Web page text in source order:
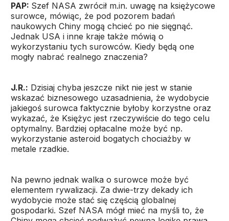
PAP: Szef NASA zwrócił m.in. uwagę na księżycowe
surowce, mówiąc, że pod pozorem badań
naukowych Chiny mogą chcieć po nie sięgnąć.
Jednak USA i inne kraje także mówią o
wykorzystaniu tych surowców. Kiedy będą one
mogły nabrać realnego znaczenia?
J.R.: Dzisiaj chyba jeszcze nikt nie jest w stanie
wskazać biznesowego uzasadnienia, że wydobycie
jakiegoś surowca faktycznie byłoby korzystne oraz
wykazać, że Księżyc jest rzeczywiście do tego celu
optymalny. Bardziej opłacalne może być np.
wykorzystanie asteroid bogatych chociażby w
metale rzadkie.
Na pewno jednak walka o surowce może być
elementem rywalizacji. Za dwie-trzy dekady ich
wydobycie może stać się częścią globalnej
gospodarki. Szef NASA mógł mieć na myśli to, że